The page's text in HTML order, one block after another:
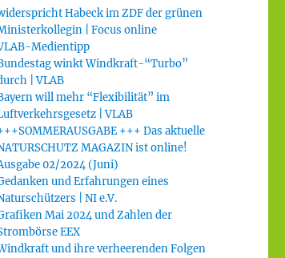
Habeck im ZDF der grünen
| Focus online
Medientipp
winkt Windkraft-“Turbo”
| VLAB
will mehr “Flexibilität” im
| VLAB
+++ Das aktuelle
MAGAZIN ist online!
02/2024 (Juni)
und Erfahrungen eines
| NI e.V.
Mai 2024 und Zahlen der
EEX
und ihre verheerenden Folgen